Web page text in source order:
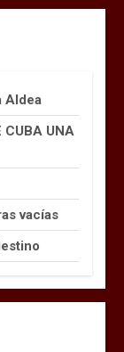
Aldea
CUBA UNA
vacías